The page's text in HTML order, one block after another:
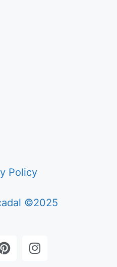
Policy
©2025